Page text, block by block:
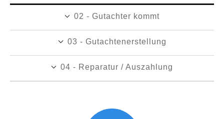
02 - Gutachter kommt
03 - Gutachtenerstellung
04 - Reparatur / Auszahlung